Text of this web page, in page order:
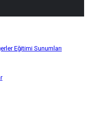
Eğitimi Sunumları